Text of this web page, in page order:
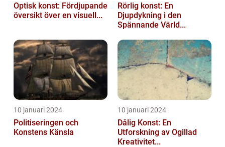
Optisk konst: Fördjupande
översikt över en visuell...
Rörlig konst: En
Djupdykning i den
Spännande Värld...
10 januari 2024
Politiseringen och
Konstens Känsla
10 januari 2024
Dålig Konst: En
Utforskning av Ogillad
Kreativitet...